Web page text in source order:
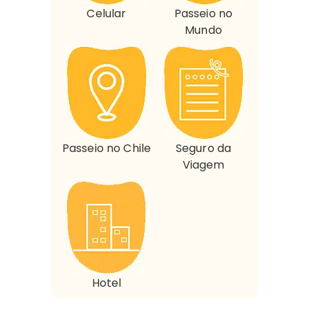
Celular
Passeio no
Mundo
Passeio no Chile
Seguro da
Viagem
Hotel